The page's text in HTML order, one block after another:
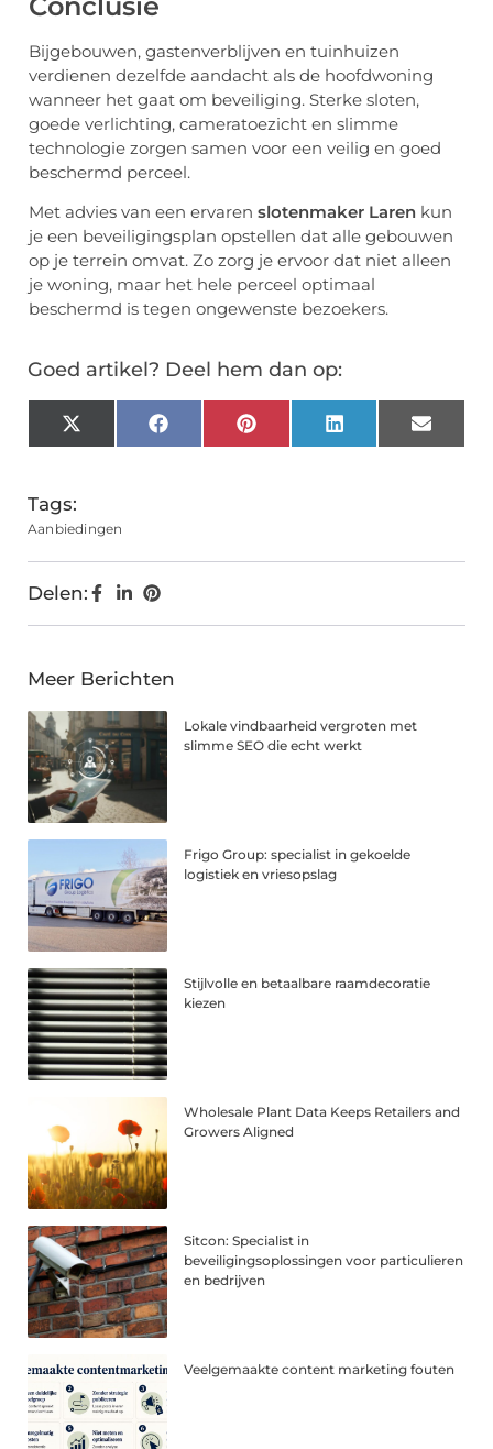
Bijgebouwen, gastenverblijven en tuinhuizen
verdienen dezelfde aandacht als de hoofdwoning
wanneer het gaat om beveiliging. Sterke sloten,
goede verlichting, cameratoezicht en slimme
technologie zorgen samen voor een veilig en goed
beschermd perceel.
Met advies van een ervaren slotenmaker Laren kun
je een beveiligingsplan opstellen dat alle gebouwen
op je terrein omvat. Zo zorg je ervoor dat niet alleen
je woning, maar het hele perceel optimaal
beschermd is tegen ongewenste bezoekers.
Goed artikel? Deel hem dan op:
X
(Twitter)
FacebookPinterestLinkedInEmail
Tags:
Aanbiedingen
Delen:
Meer Berichten
Lokale vindbaarheid vergroten met
slimme SEO die echt werkt
Frigo Group: specialist in gekoelde
logistiek en vriesopslag
Stijlvolle en betaalbare raamdecoratie
kiezen
Wholesale Plant Data Keeps Retailers and
Growers Aligned
Sitcon: Specialist in
beveiligingsoplossingen voor particulieren
en bedrijven
Veelgemaakte content marketing fouten